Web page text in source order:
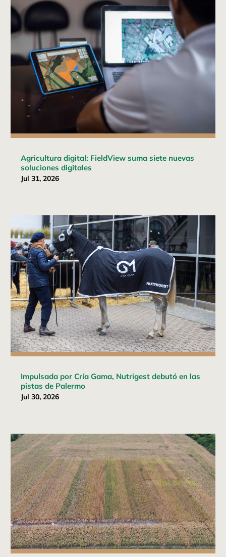
Agricultura digital: FieldView suma siete nuevas
soluciones digitales
Jul 31, 2026
Impulsada por Cría Gama, Nutrigest debutó en las
pistas de Palermo
Jul 30, 2026